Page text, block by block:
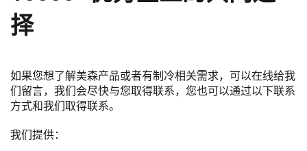
择
如果您想了解美森产品或者有制冷相关需求，可以在线给我
们留言，我们会尽快与您取得联系，您也可以通过以下联系
方式和我们取得联系。
我们提供：